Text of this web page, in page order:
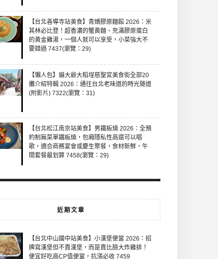
【台北善導寺站美食】青嬌膠原麵館 2026：米
其林必比登！超香濃的蟹黃麵、充滿膠原蛋白
的黃金雞湯，一個人就可以享受，小菜強大不
要錯過 7437(瀏覽：29)
【懶人包】貓大爺大稻埕慈聖宮美食街全部20
攤介紹特輯 2026：通往台北老味道的時光隧道
(附影片) 7322(瀏覽：31)
【台北松江南京站美食】男鐵板燒 2026：全預
約制無菜單鐵板燒，包廂隱私性高還可以唱
歌，適合商務宴會或慶生聚餐，食材新鮮，午
間套餐最划算 7458(瀏覽：29)
近期文章
【台北中山國中站美食】小漢堡便當 2026：招
牌寫漢堡但不賣漢堡，而是賣比臉大炸雞排！
便宜好吃高CP值便當，抗漲必收 7459